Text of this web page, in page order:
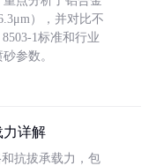
），并对比不
1标准和行业
参数。
力详解
抗拔承载力，包